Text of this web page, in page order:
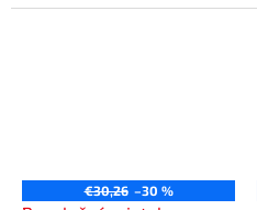
€30,26 –30 %